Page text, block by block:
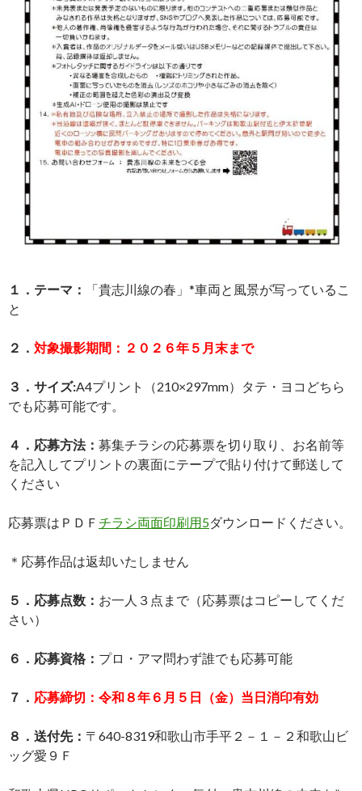
１．テーマ：
「貴志川線の春」*車両と風景が写っているこ
と
２． 対象撮影期間：２０２６年５月末まで
３．サイズ:A4プリント（210×297mm）タテ・ヨコどちら
でも応募可能です。
４．応募方法： 募集チラシの応募票を切り取り、お名前等
を記入してプリントの裏面にテープで貼り付けて郵送して
ください
応募票はＰＤＦ チラシ両面印刷用5ダウンロードください。
＊応募作品は返却いたしません
５．応募点数： お一人３点まで（応募票はコピーしてくだ
さい）
６．応募資格： プロ・アマ問わず誰でも応募可能
７． 応募締切：令和８年６月５日（金）当日消印有効
８．送付先： 〒640-8319和歌山市手平２－１－２和歌山ビ
ッグ愛９Ｆ